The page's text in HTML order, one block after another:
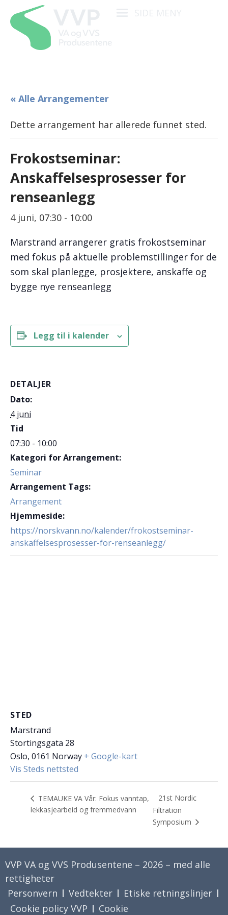
« Alle Arrangementer
Dette arrangement har allerede funnet sted.
Frokostseminar:
Anskaffelsesprosesser for
renseanlegg
4 juni, 07:30 - 10:00
Marstrand arrangerer gratis frokostseminar
med fokus på aktuelle problemstillinger for de
som skal planlegge, prosjektere, anskaffe og
bygge nye renseanlegg
Legg til i kalender
DETALJER
Dato:
4 juni
Tid
07:30 - 10:00
Kategori for Arrangement:
Seminar
Arrangement Tags:
Arrangement
Hjemmeside:
https://norskvann.no/kalender/frokostseminar-
anskaffelsesprosesser-for-renseanlegg/
STED
Marstrand
Stortingsgata 28
Oslo, 0161 Norway + Google-kart
Vis Steds nettsted
TEMAUKE VA Vår: Fokus vanntap,
lekkasjearbeid og fremmedvann
21st Nordic
Filtration
Symposium
VVP VA og VVS Produsentene – 2026 – med alle
rettigheter
Personvern
Vedtekter
Etiske retningslinjer
Cookie policy VVP
Cookie